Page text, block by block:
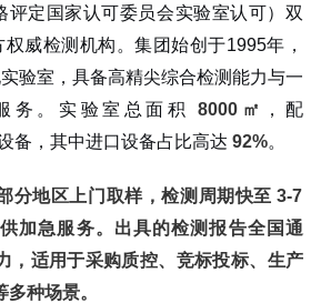
日，可加急
、CNAS检测报告
、现场取样、人工送样
位、高等院校、科研院所
竞标投标、生产研发、科研数据、诊
评定国家认可委员会实验室认可）双
威检测机构。集团始创于1995年，
验室，具备高精尖综合检测能力与一
务。实验室总面积8000㎡
，配
备，其中进口设备占比高达 92%。
分地区上门取样，检测周期快至3-7
加急服务。出具的检测报告全国通
，适用于采购质控、竞标投标、生产
种场景。